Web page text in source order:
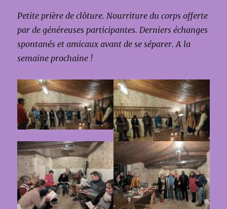
Petite prière de clôture. Nourriture du corps offerte
par de généreuses participantes. Derniers échanges
spontanés et amicaux avant de se séparer. A la
semaine prochaine !